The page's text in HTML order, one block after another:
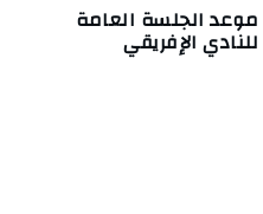
موعد الجلسة العامة
للنادي الإفريقي